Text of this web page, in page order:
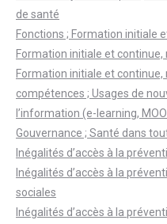
de santé
Fonctions ; Formation initiale
Formation initiale et continue,
Formation initiale et
compétences ; Usages de
l’information (e-learning,
Gouvernance ; Santé dans
Inégalités d’accès à la
Inégalités d’accès à la
sociales
Inégalités d’accès à la